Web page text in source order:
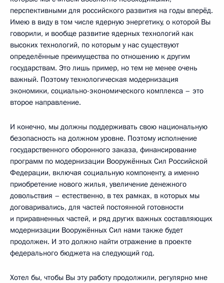
перспективными для российского развития на годы вперёд.
Имею в виду в том числе ядерную энергетику, о которой Вы
говорили, и вообще развитие ядерных технологий как
высоких технологий, по которым у нас существуют
определённые преимущества по отношению к другим
государствам. Это лишь пример, но тем не менее очень
важный. Поэтому технологическая модернизация
экономики, социально-экономического комплекса – это
второе направление.
И конечно, мы должны поддерживать свою национальную
безопасность на должном уровне. Поэтому исполнение
государственного оборонного заказа, финансирование
программ по модернизации Вооружённых Сил Российской
Федерации, включая социальную компоненту, а именно
приобретение нового жилья, увеличение денежного
довольствия – естественно, в тех рамках, в которых мы
договаривались, для частей постоянной готовности
и приравненных частей, и ряд других важных составляющих
модернизации Вооружённых Сил нами также будет
продолжен. И это должно найти отражение в проекте
федерального бюджета на следующий год.
Хотел бы, чтобы Вы эту работу продолжили, регулярно мне